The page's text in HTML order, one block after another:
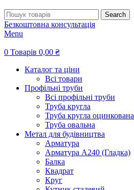
Search
Безкоштовна консультація
Menu
0 Товарів 0,00 ₴
Каталог та ціни
Всі товари
Профільні труби
Всі профільні труби
Труба кругла
Труба кругла оцинкована
Труба овальна
Метал для будівництва
Арматура
Арматура А240 (Гладка)
Балка
Квадрат
Круг